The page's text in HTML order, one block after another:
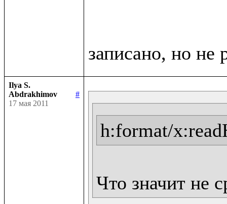
Ilya S.
Abdrakhimov
#
17 мая 2011
h:format/
Что значит не